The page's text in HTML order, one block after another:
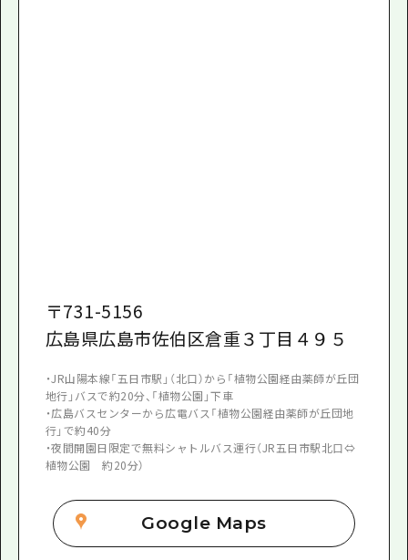
〒731-5156
広島県広島市佐伯区倉重３丁目４９５
・JR山陽本線「五日市駅」（北口）から「植物公園経由薬師が丘団
地行」バスで約20分、「植物公園」下車
・広島バスセンターから広電バス「植物公園経由薬師が丘団地
行」で約40分
・夜間開園日限定で無料シャトルバス運行（JR五日市駅北口⇔
植物公園 約20分）
Google Maps